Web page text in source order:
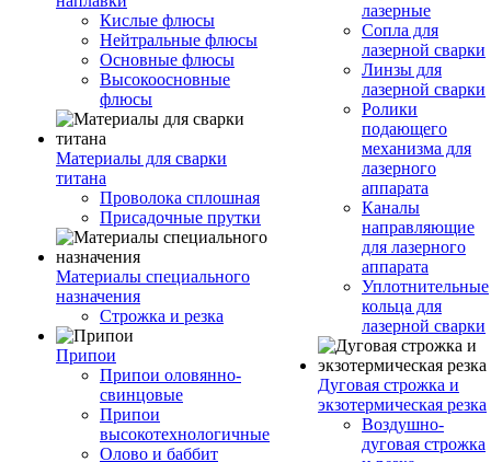
Кислые флюсы
Нейтральные флюсы
Основные флюсы
Высокоосновные
флюсы
Материалы для сварки
титана
Проволока сплошная
Присадочные прутки
Материалы специального
назначения
Строжка и резка
Припои
Припои оловянно-
свинцовые
Припои
высокотехнологичные
Олово и баббит
лазерные
Сопла для
лазерной сварки
Линзы для
лазерной сварки
Ролики
подающего
механизма для
лазерного
аппарата
Каналы
направляющие
для лазерного
аппарата
Уплотнительные
кольца для
лазерной сварки
Дуговая строжка и
экзотермическая резка
Воздушно-
дуговая строжка